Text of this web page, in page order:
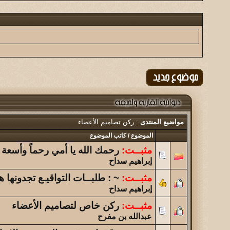
نبذه عن سوق اثنين بن حموض + صور افتتاحه...
الموضوع
الموضوع
(الحـُـــريه )
تحليل شخصيات الاعضاء
تحدي بين المشرفين والأعضاء...
لحـيفـة أعز الأوطـان ... فلم قصير يفوق الوصف اهديكم
الموضوع
نواجه أزمة فكرية
مواضيع المنتدى : ركن تصاميم الأعضاء
الموضوع/كاتب الموضوع
مثبــت: رحمك الله يا أمي رحماً
إبراهيم سداح
مثبــت: ~ : طلبــات التواقيـع
إبراهيم سداح
مثبــت: ركن خاص لتصاميم الأعضاء
عبدالله بن مفرح